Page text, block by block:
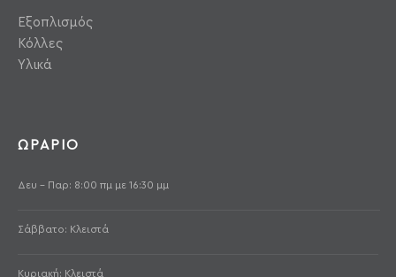
Εξοπλισμός
Κόλλες
Υλικά
ΩΡΑΡΙΟ
Δευ - Παρ: 8:00 πμ με 16:30 μμ
Σάββατο: Κλειστά
Κυριακή: Κλειστά